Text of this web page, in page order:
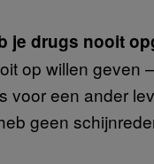
je drugs nooit
op willen geven
voor een ander
geen